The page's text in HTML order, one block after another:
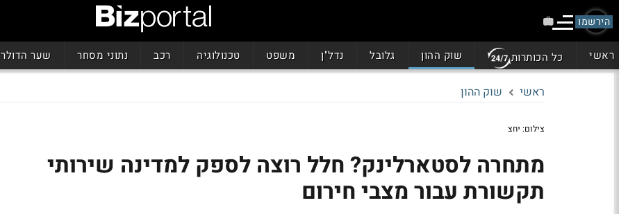
הירשמו
ראשי כל הכותרות שוק ההון גלובל נדל"ן משפט טכנולוגיה רכב נתוני מסחר שער הדולר
ראשי שוק ההון
צילום: יחצ
מתחרה לסטארלינק? חלל רוצה לספק למדינה שירותי
תקשורת עבור מצבי חירום